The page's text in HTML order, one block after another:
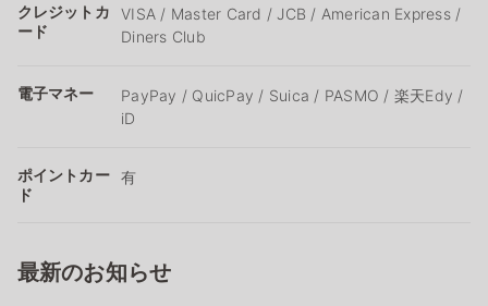
クレジットカ
ード
VISA / Master Card / JCB / American Express /
Diners Club
電子マネー
PayPay / QuicPay / Suica / PASMO / 楽天Edy /
iD
ポイントカー
ド
有
最新のお知らせ